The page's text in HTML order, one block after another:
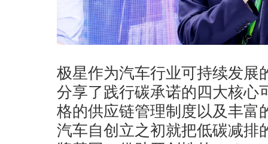
极星作为汽车行业可持续发展
分享了践行碳承诺的四大核心
格的供应链管理制度以及丰富
汽车自创立之初就把低碳减排